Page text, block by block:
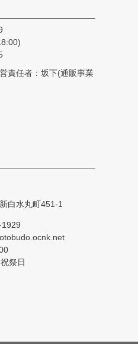
責任者：坂下(通販事業
白水丸町451-1
祭日